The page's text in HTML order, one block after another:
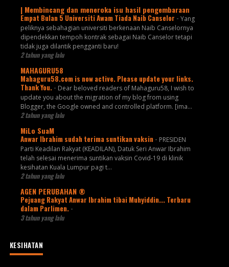
| Membincang dan meneroka isu hasil pengembaraan
Empat Bulan 5 Universiti Awam Tiada Naib Canselor - Yang
peliknya sebahagian universiti berkenaan Naib Canselornya
dipendekkan tempoh kontrak sebagai Naib Canselor tetapi
tidak juga dilantik pengganti baru!
2 tahun yang lalu
MAHAGURU58
Mahaguru58.com is now active. Please update your links.
Thank You. - Dear beloved readers of Mahaguru58, I wish to
update you about the migration of my blog from using
Blogger, the Google owned and controlled platform. [ima...
2 tahun yang lalu
MiLo SuaM
Anwar Ibrahim sudah terima suntikan vaksin - PRESIDEN
Parti Keadilan Rakyat (KEADILAN), Datuk Seri Anwar Ibrahim
telah selesai menerima suntikan vaksin Covid-19 di klinik
kesihatan Kuala Lumpur pagi t...
2 tahun yang lalu
AGEN PERUBAHAN ®
Pejuang Rakyat Anwar Ibrahim tibai Muhyiddin... Terbaru
dalam Parlimen. -
3 tahun yang lalu
KESIHATAN